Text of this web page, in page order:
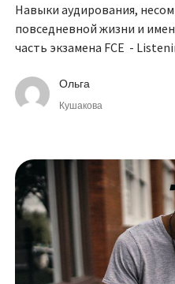
Навыки аудирования,
повседневной жизни и
часть экзамена FCE -
песен или речь героев в
навыки восприятия речи на
Ольга
Кушакова